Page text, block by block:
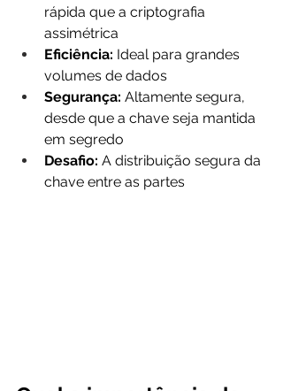
rápida que a criptografia
assimétrica
Eficiência: Ideal para grandes
volumes de dados
Segurança: Altamente segura,
desde que a chave seja mantida
em segredo
Desafio: A distribuição segura da
chave entre as partes